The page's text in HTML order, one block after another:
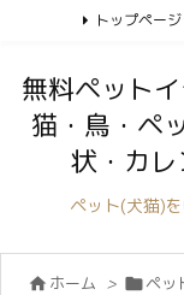
トップページ
無料ペット
猫・鳥・ペ
状・カ
ペット(犬猫)
 ホーム > ペッ